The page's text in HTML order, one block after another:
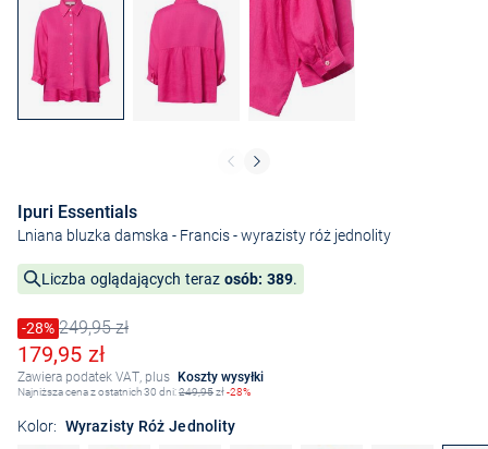
Ipuri Essentials
Lniana bluzka damska - Francis- wyrazisty róż jednolity
Liczba oglądających teraz osób: 389.
Cena obniżona o
-28%
Stara cena249,95 zł
Obniżona cena
179,95 zł
Zawiera podatek VAT, plus Koszty wysyłki
Najniższa cena z ostatnich 30 dni:249,95zł-28%
Kolor: Wyrazisty Róż Jednolity